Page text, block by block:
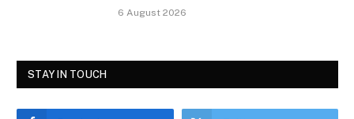
6 August 2026
STAY IN TOUCH